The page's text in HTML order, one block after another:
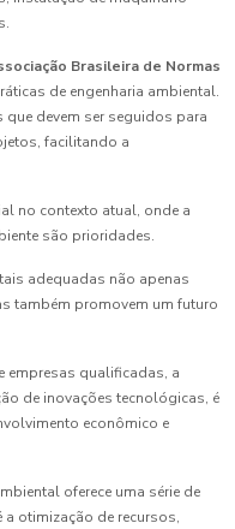
Brasileira de Normas
de engenharia ambiental.
devem ser seguidos para
facilitando a
no contexto atual, onde a
são prioridades.
adequadas não apenas
também promovem um futuro
empresas qualificadas, a
de inovações tecnológicas, é
econômico e
oferece uma série de
otimização de recursos,